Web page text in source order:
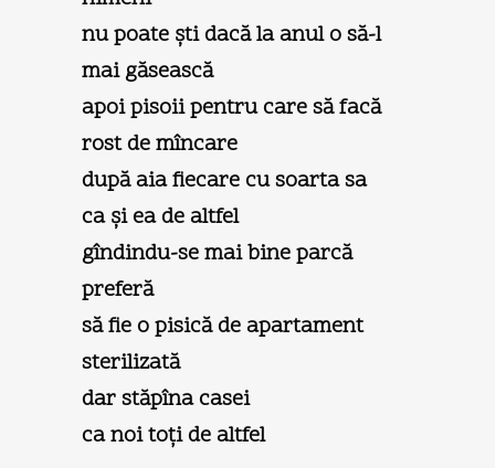
nu poate şti dacă la anul o să-l
mai găsească
apoi pisoii pentru care să facă
rost de mîncare
după aia fiecare cu soarta sa
ca şi ea de altfel
gîndindu-se mai bine parcă
preferă
să fie o pisică de apartament
sterilizată
dar stăpîna casei
ca noi toți de altfel